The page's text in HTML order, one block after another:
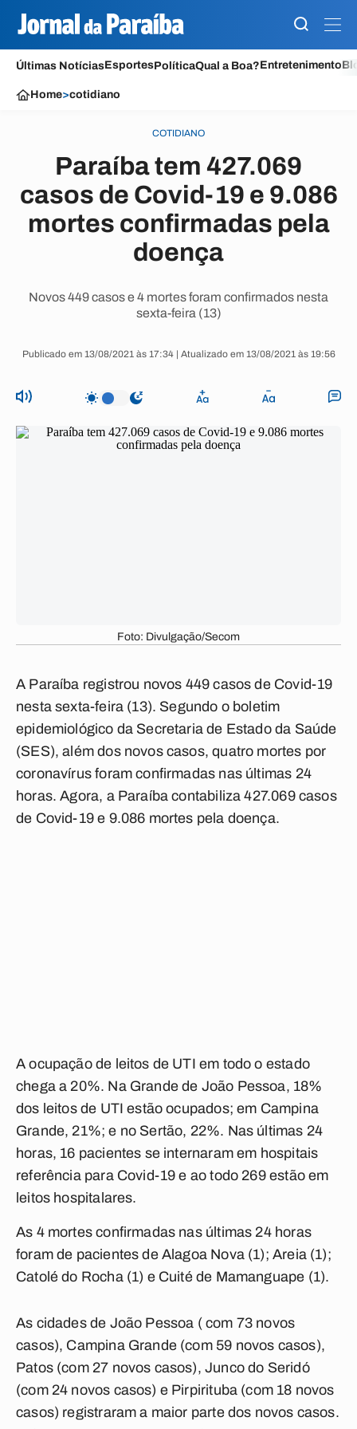
Últimas NotíciasEsportesPolíticaQual a Boa?Entretenimento
Home>cotidiano
COTIDIANO
Paraíba tem 427.069
casos de Covid-19 e 9.086
mortes confirmadas pela
doença
Novos 449 casos e 4 mortes foram confirmados nesta
sexta-feira (13)
Publicado em 13/08/2021 às 17:34 | Atualizado em 13/08/2021 às 19:56
Foto: Divulgação/Secom
A Paraíba registrou novos 449 casos de Covid-19
nesta sexta-feira (13). Segundo o boletim
epidemiológico da Secretaria de Estado da Saúde
(SES), além dos novos casos, quatro mortes por
coronavírus foram confirmadas nas últimas 24
horas. Agora, a Paraíba contabiliza 427.069 casos
de Covid-19 e 9.086 mortes pela doença.
A ocupação de leitos de UTI em todo o estado
chega a 20%. Na Grande de João Pessoa, 18%
dos leitos de UTI estão ocupados; em Campina
Grande, 21%; e no Sertão, 22%. Nas últimas 24
horas, 16 pacientes se internaram em hospitais
referência para Covid-19 e ao todo 269 estão em
leitos hospitalares.
As 4 mortes confirmadas nas últimas 24 horas
foram de pacientes de Alagoa Nova (1); Areia (1);
Catolé do Rocha (1) e Cuité de Mamanguape (1).
As cidades de João Pessoa ( com 73 novos
casos), Campina Grande (com 59 novos casos),
Patos (com 27 novos casos), Junco do Seridó
(com 24 novos casos) e Pirpirituba (com 18 novos
casos) registraram a maior parte dos novos casos.